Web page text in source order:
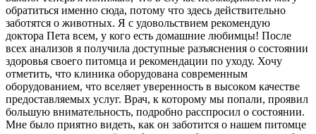
обратиться именно сюда, потому что здесь действительно
заботятся о животных. Я с удовольствием рекомендую
доктора Пета всем, у кого есть домашние любимцы! После
всех анализов я получила доступные разъяснения о состоянии
здоровья своего питомца и рекомендации по уходу. Хочу
отметить, что клиника оборудована современным
оборудованием, что вселяет уверенность в высоком качестве
предоставляемых услуг. Врач, к которому мы попали, проявил
большую внимательность, подробно расспросил о состоянии.
Мне было приятно видеть, как он заботится о нашем питомце